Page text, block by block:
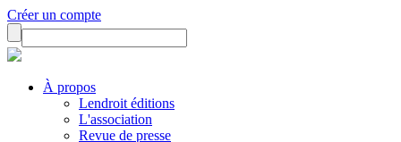
Créer un compte
À propos
Lendroit éditions
L'association
Revue de presse